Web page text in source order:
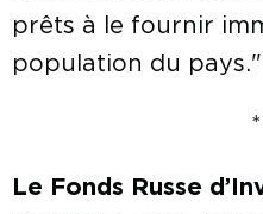
prêts à le fournir
population du pays."
Le Fonds Russe